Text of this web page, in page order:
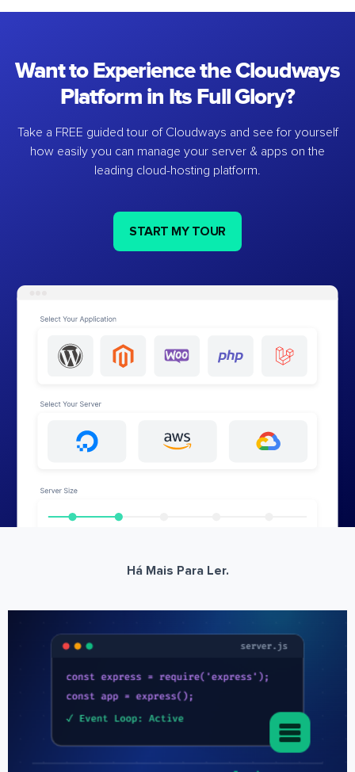
Want to Experience the Cloudways
Platform in Its Full Glory?
Take a FREE guided tour of Cloudways and see for yourself
how easily you can manage your server & apps on the
leading cloud-hosting platform.
START MY TOUR
Há Mais Para Ler.